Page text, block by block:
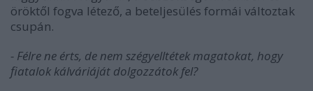
öröktől fogva létező, a beteljesülés formái változtak
csupán.
- Félre ne érts, de nem szégyelltétek magatokat, hogy
fiatalok kálváriáját dolgozzátok fel?